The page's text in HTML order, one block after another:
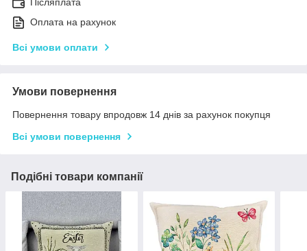
Післяплата
Оплата на рахунок
Всі умови оплати
Умови повернення
Повернення товару впродовж 14 днів за рахунок покупця
Всі умови повернення
Подібні товари компанії